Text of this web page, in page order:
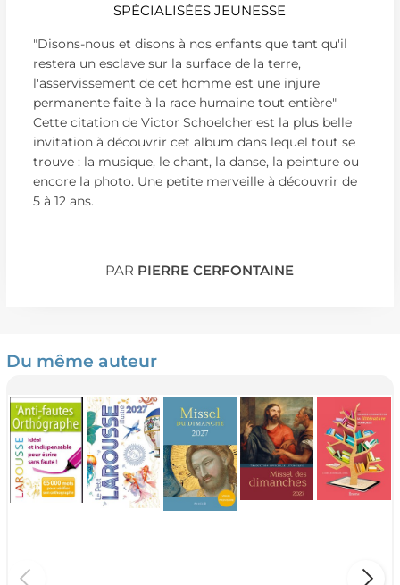
SPÉCIALISÉES JEUNESSE
"Disons-nous et disons à nos enfants que tant qu'il
restera un esclave sur la surface de la terre,
l'asservissement de cet homme est une injure
permanente faite à la race humaine tout entière"
Cette citation de Victor Schoelcher est la plus belle
invitation à découvrir cet album dans lequel tout se
trouve : la musique, le chant, la danse, la peinture ou
encore la photo. Une petite merveille à découvrir de
5 à 12 ans.
PAR PIERRE CERFONTAINE
Du même auteur